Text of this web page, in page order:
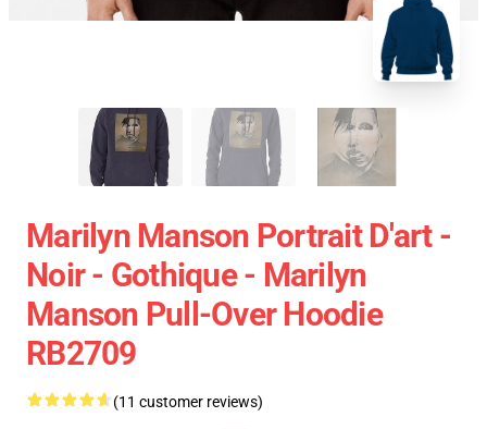
Marilyn Manson Portrait D'art -
Noir - Gothique - Marilyn
Manson Pull-Over Hoodie
RB2709
(11 customer reviews)